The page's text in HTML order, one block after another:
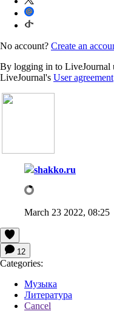
No account? Create an
By logging in to LiveJournal
LiveJournal's User agreement
shakko.ru
March 23 2022, 08:25
12
Categories:
Музыка
Литература
Cancel